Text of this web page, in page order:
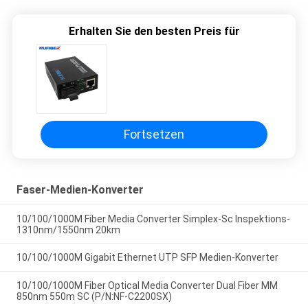
Erhalten Sie den besten Preis für
Fortsetzen
Faser-Medien-Konverter
10/100/1000M Fiber Media Converter Simplex-Sc Inspektions-
1310nm/1550nm 20km
10/100/1000M Gigabit Ethernet UTP SFP Medien-Konverter
10/100/1000M Fiber Optical Media Converter Dual Fiber MM
850nm 550m SC (P/N:NF-C2200SX)